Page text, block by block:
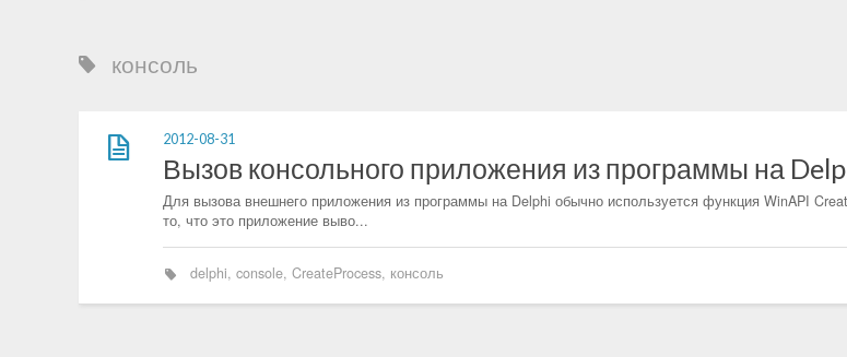
консоль
2012-08-31
Вызов консольного приложения из программы на
Для вызова внешнего приложения из программы на Delphi обычно используется функция WinAPI
то, что это приложение выво...
delphi, console, CreateProcess, консоль